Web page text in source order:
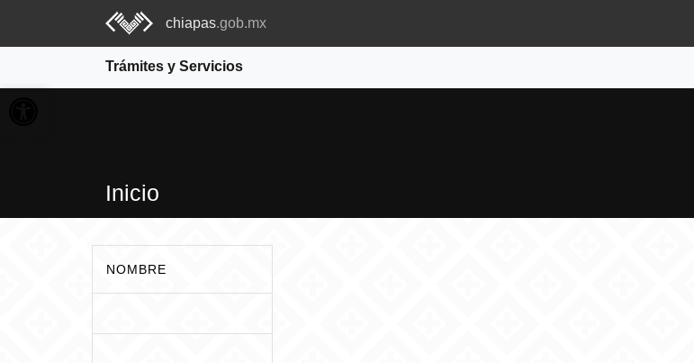
chiapas.gob.mx
Trámites y Servicios
Abrir barra de herramientas
Inicio
NOMBRE